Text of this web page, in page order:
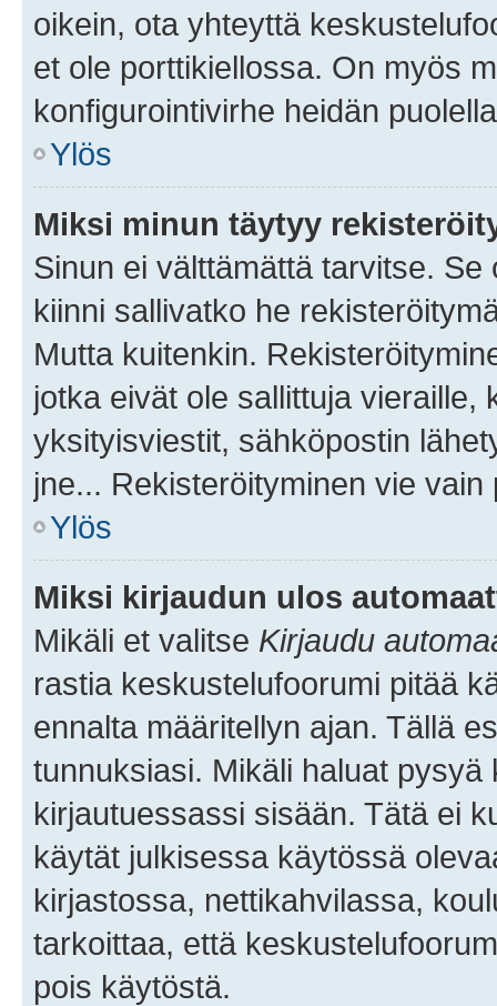
oikein, ota yhteyttä
et ole porttikiellossa. On myös
konfigurointivirhe heidän
Ylös
Miksi minun täytyy
Sinun ei välttämättä tarvitse.
kiinni sallivatko he
Mutta kuitenkin.
jotka eivät ole sallittuja vieraille,
yksityisviestit, sähköpostin
jne... Rekisteröityminen vie
Ylös
Miksi kirjaudun ulos
Mikäli et valitse Kirjaudu
rastia keskustelufoorumi pitää
ennalta määritellyn ajan. Tällä
tunnuksiasi. Mikäli haluat
kirjautuessassi sisään. Tätä ei
käytät julkisessa käytössä
kirjastossa, nettikahvilassa,
tarkoittaa, että
pois käytöstä.